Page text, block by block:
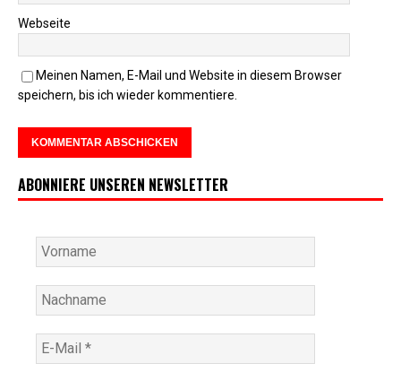
Webseite
Meinen Namen, E-Mail und Website in diesem Browser
speichern, bis ich wieder kommentiere.
ABONNIERE UNSEREN NEWSLETTER